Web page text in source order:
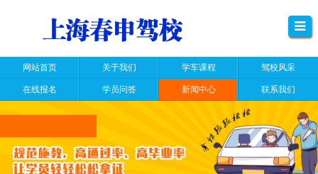
网站首页 关于我们 学车课程 驾校风采
在线报名 学员问答 新闻中心 联系我们